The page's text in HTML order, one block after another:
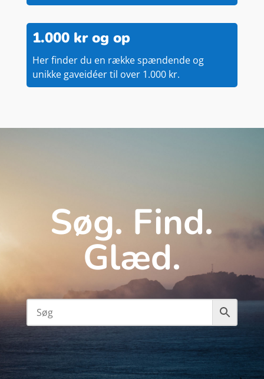
1.000 kr og op
Her finder du en række spændende og
unikke gaveidéer til over 1.000 kr.
Søg. Find.
Glæd.